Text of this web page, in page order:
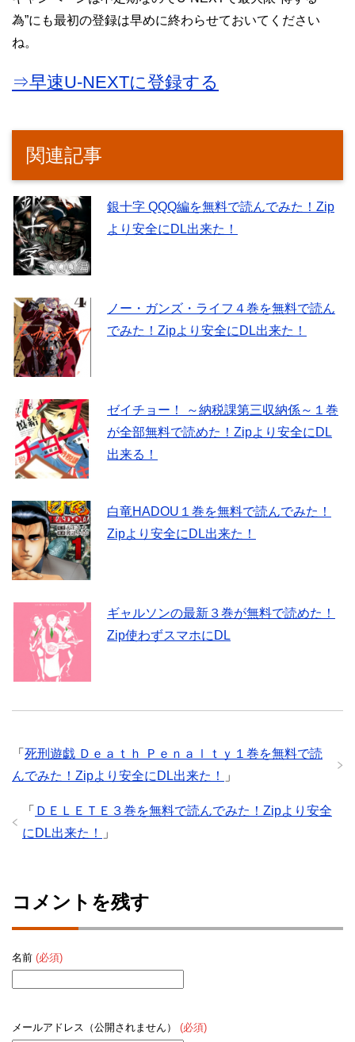
為”にも最初の登録は早めに終わらせておいてください
ね。
⇒早速U-NEXTに登録する
関連記事
銀十字 QQQ編を無料で読んでみた！Zip
より安全にDL出来た！
ノー・ガンズ・ライフ４巻を無料で読ん
でみた！Zipより安全にDL出来た！
ゼイチョー！ ～納税課第三収納係～１巻
が全部無料で読めた！Zipより安全にDL
出来る！
白竜HADOU１巻を無料で読んでみた！
Zipより安全にDL出来た！
ギャルソンの最新３巻が無料で読めた！
Zip使わずスマホにDL
「 死刑遊戯 Ｄｅａｔｈ Ｐｅｎａｌｔｙ１巻を無料で読
んでみた！Zipより安全にDL出来た！
」
「 ＤＥＬＥＴＥ３巻を無料で読んでみた！Zipより安全
にDL出来た！
」
コメントを残す
名前 (必須)
メールアドレス（公開されません） (必須)